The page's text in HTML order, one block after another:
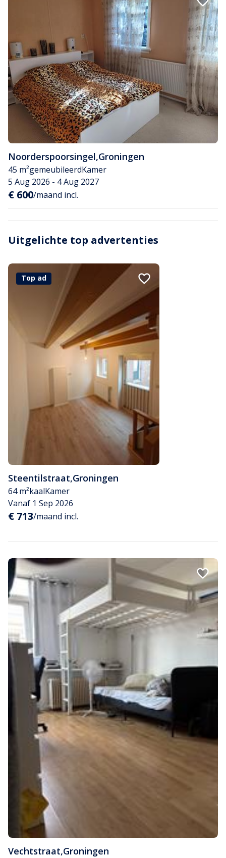
Noorderspoorsingel,Groningen
45 m²gemeubileerdKamer
5 Aug 2026 - 4 Aug 2027
€ 600/maand incl.
Uitgelichte top advertenties
Top ad
Steentilstraat,Groningen
64 m²kaalKamer
Vanaf 1 Sep 2026
€ 713/maand incl.
Vechtstraat,Groningen